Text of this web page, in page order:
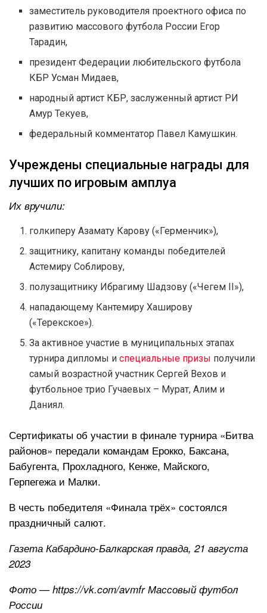
заместитель руководителя проектного офиса по
развитию массового футбола России Егор
Тарадин,
президент Федерации любительского футбола
КБР Усман Мидаев,
народный артист КБР, заслуженный артист РИ
Амур Текуев,
федеральный комментатор Павел Камушкин.
Учреждены специальные награды для
лучших по игровым амплуа
Их вручили:
голкиперу Азамату Карову («Герменчик»),
защитнику, капитану команды победителей
Астемиру Соблирову,
полузащитнику Ибрагиму Шадзову («Чегем II»),
нападающему Кантемиру Хаширову
(«Терекское»).
За активное участие в муниципальных этапах
турнира дипломы испециальные призы получили
самый возрастной участник Сергей Вехов и
футбольное трио Гучаевых – Мурат, Алим и
Даниял.
Сертификаты об участии в финале турнира «Битва
районов» передали командам Ерокко, Баксана,
Бабугента, Прохладного, Кенже, Майского,
Герпегежа и Малки.
В честь победителя «Финала трёх» состоялся
праздничный салют.
Газета Кабардино-Балкарская правда, 21 августа
2023
Фото — https://vk.com/avmfr Массовый футбол
России